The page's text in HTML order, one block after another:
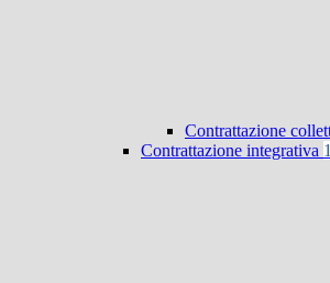
Contrattazione
Contrattazione integrativa